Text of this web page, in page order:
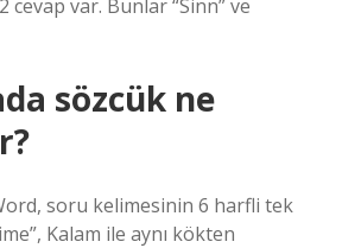
var. Bunlar “Sinn” ve
sözcük ne
soru kelimesinin 6 harfli tek
Kalam ile aynı kökten